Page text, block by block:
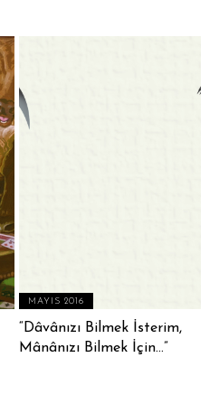
MAYIS 2016
“Dâvânızı Bilmek İsterim,
Mânânızı Bilmek İçin…”